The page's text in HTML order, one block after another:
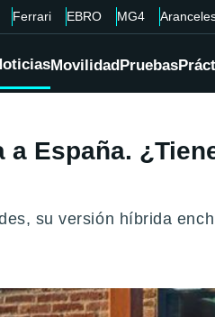
Ferrari EBRO MG4
MovilidadPruebas
España.
su versión híbrida